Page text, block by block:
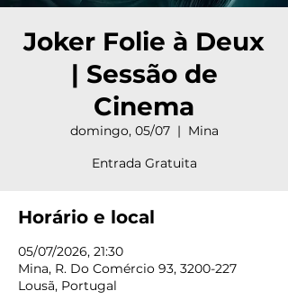
Joker Folie à Deux
| Sessão de
Cinema
domingo, 05/07
  |
Mina
Entrada Gratuita
Horário e local
05/07/2026, 21:30
Mina, R. Do Comércio 93, 3200-227
Lousã, Portugal